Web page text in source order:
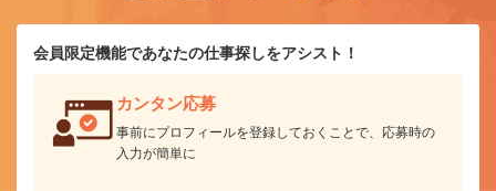
会員限定機能であなたの仕事探しをアシスト！
カンタン応募
事前にプロフィールを登録しておくことで、応募時の
入力が簡単に